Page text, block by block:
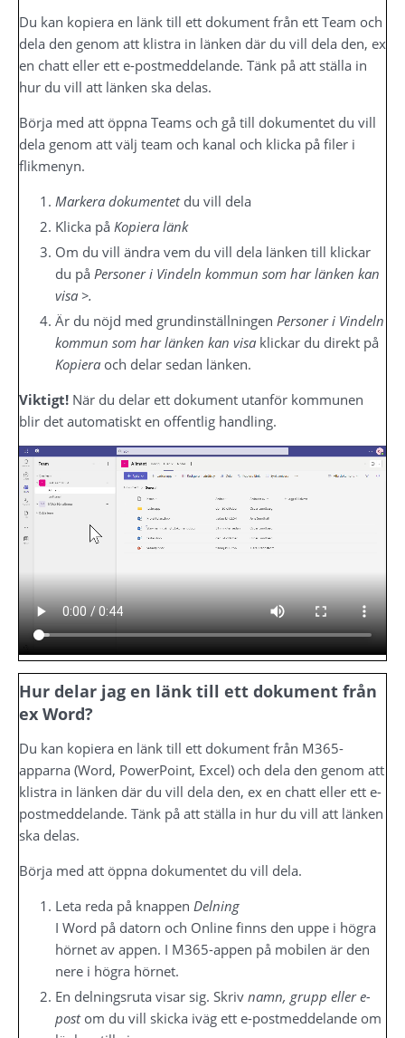
Du kan kopiera en länk till ett dokument från ett Team och
dela den genom att klistra in länken där du vill dela den, ex
en chatt eller ett e-postmeddelande. Tänk på att ställa in
hur du vill att länken ska delas.
Börja med att öppna Teams och gå till dokumentet du vill
dela genom att välj team och kanal och klicka på filer i
flikmenyn.
Markera dokumentet du vill dela
Klicka på Kopiera länk
Om du vill ändra vem du vill dela länken till klickar
du på Personer i Vindeln kommun som har länken kan
visa >.
Är du nöjd med grundinställningen Personer i Vindeln
kommun som har länken kan visa
Kopiera och delar sedan länken.
Viktigt! När du delar ett dokument utanför kommunen
blir det automatiskt en offentlig handling.
Hur delar jag en länk till ett dokument från
ex Word?
Du kan kopiera en länk till ett dokument från M365-
apparna (Word, PowerPoint, Excel) och dela den genom att
klistra in länken där du vill dela den, ex en chatt eller ett e-
postmeddelande. Tänk på att ställa in hur du vill att länken
ska delas.
Börja med att öppna dokumentet du vill dela.
Leta reda på knappen Delning
I Word på datorn och Online finns den uppe i högra
hörnet av appen. I M365-appen på mobilen är den
nere i högra hörnet.
En delningsruta visar sig. Skriv namn, grupp eller e-
post om du vill skicka iväg ett e-postmeddelande om